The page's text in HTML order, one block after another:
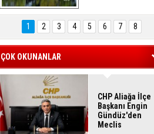
Hasan Eser'in
Objektifinden
1 2 3 4 5 6 7 8
ÇOK OKUNANLAR
CHP Aliağa İlçe
Başkanı Engin
Gündüz'den
Meclis